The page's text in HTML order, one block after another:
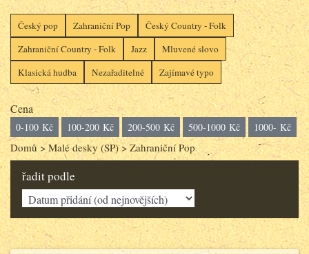
Český pop Zahraniční Pop
Český Country - Folk
Zahraniční Country - Folk
Jazz
Mluvené slovo
Klasická hudba
Nezařaditelné Zajímavé typo
Cena
0-100 Kč 100-200 Kč 200-500 Kč 500-1000 Kč 1000- Kč
Domů >Malé desky (SP)> Zahraniční Pop
řadit podle